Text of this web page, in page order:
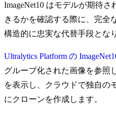
ImageNet10 はモデルが期待
きるかを確認する際に、完全
構造的に忠実な代替手段とな
Ultralytics Platform の
グループ化された画像を参照し
を表示し、クラウドで独自の
にクローンを作成します。